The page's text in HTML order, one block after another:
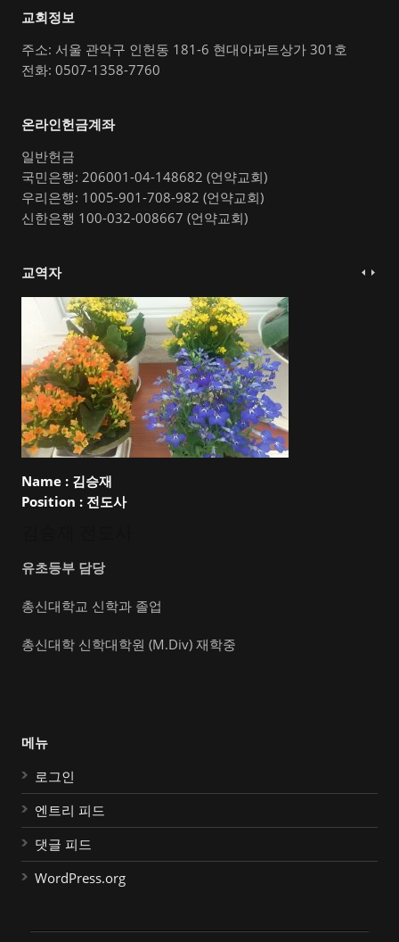
교회정보
주소: 서울 관악구 인헌동 181-6 현대아파트상가 301호
전화: 0507-1358-7760
온라인헌금계좌
일반헌금
국민은행: 206001-04-148682 (언약교회)
우리은행: 1005-901-708-982 (언약교회)
신한은행 100-032-008667 (언약교회)
교역자
Name : 김승재
Position : 전도사
유초등부 담당
총신대학교 신학과 졸업
총신대학 신학대학원 (M.Div) 재학중
메뉴
로그인
엔트리 피드
댓글 피드
WordPress.org